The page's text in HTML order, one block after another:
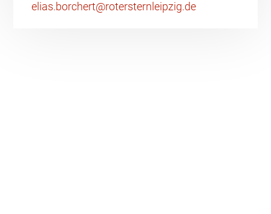
elias.borchert@rotersternleipzig.de